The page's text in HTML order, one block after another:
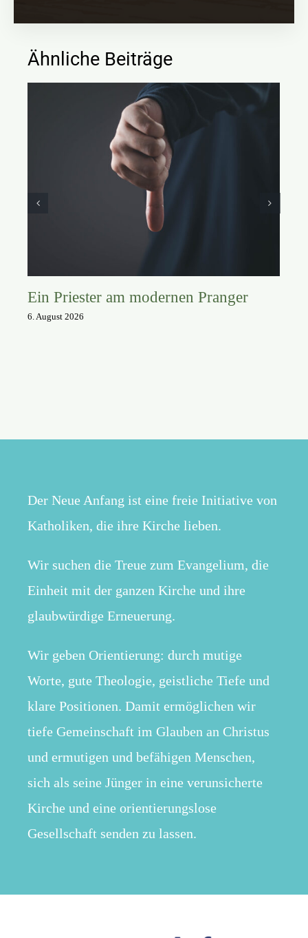
Ähnliche Beiträge
Ein Priester am modernen Pranger
6. August 2026
Der Neue Anfang ist eine freie Initiative von
Katholiken, die ihre Kirche lieben.
Wir suchen die Treue zum Evangelium, die
Einheit mit der ganzen Kirche und ihre
glaubwürdige Erneuerung.
Wir geben Orientierung: durch mutige
Worte, gute Theologie, geistliche Tiefe und
klare Positionen. Damit ermöglichen wir
tiefe Gemeinschaft im Glauben an Christus
und ermutigen und befähigen Menschen,
sich als seine Jünger in eine verunsicherte
Kirche und eine orientierungslose
Gesellschaft senden zu lassen.